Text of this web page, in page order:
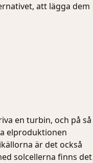
att lägga dem
en turbin, och på så
elproduktionen
är det också
solcellerna finns det